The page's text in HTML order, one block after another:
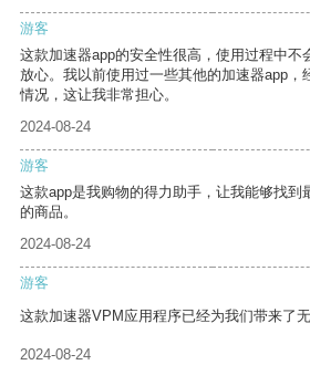
游客
这款加速器app的安全性很高，使用过程中不
放心。我以前使用过一些其他的加速器app，
情况，这让我非常担心。
2024-08-24
游客
这款app是我购物的得力助手，让我能够找到
的商品。
2024-08-24
游客
这款加速器VPM应用程序已经为我们带来了无
2024-08-24